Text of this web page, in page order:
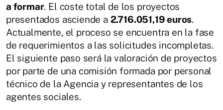
a formar. El coste total de los proyectos
presentados asciende a 2.716.051,19 euros.
Actualmente, el proceso se encuentra en la fase
de requerimientos a las solicitudes incompletas.
El siguiente paso será la valoración de proyectos
por parte de una comisión formada por personal
técnico de la Agencia y representantes de los
agentes sociales.